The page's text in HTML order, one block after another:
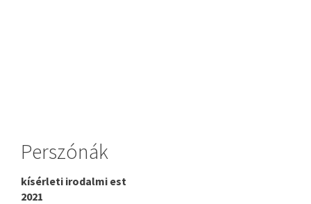
Perszónák
kísérleti irodalmi est
2021